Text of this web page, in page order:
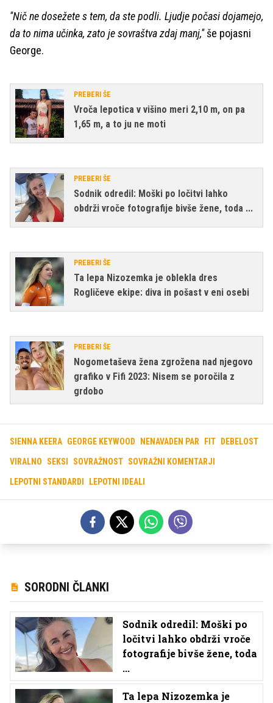
''Nič ne dosežete s tem, da ste podli. Ljudje počasi dojamejo,
da to nima učinka, zato je sovraštva zdaj manj,''še pojasni
George.
PREBERI ŠE
Vroča lepotica v višino meri 2,10 m, on pa
1,65 m, a to ju ne moti
PREBERI ŠE
Sodnik odredil: Moški po ločitvi lahko
obdrži vroče fotografije bivše žene, toda ...
PREBERI ŠE
Ta lepa Nizozemka je oblekla dres
Rogličeve ekipe: diva in pošast v eni osebi
PREBERI ŠE
Nogometaševa žena zgrožena nad njegovo
grafiko v Fifi 2023: Nisem se poročila z
grdobo
SIENNA KEERA GEORGE KEYWOOD NENAVADEN PAR FIT DEBELOST
VIRALNO SEKSI SOVRAŽNOST SOVRAŽNI KOMENTARJI
LEPOTNI STANDARDI LEPOTNI IDEALI
SORODNI ČLANKI
Sodnik odredil: Moški po
ločitvi lahko obdrži vroče
fotografije bivše žene, toda
...
Ta lepa Nizozemka je